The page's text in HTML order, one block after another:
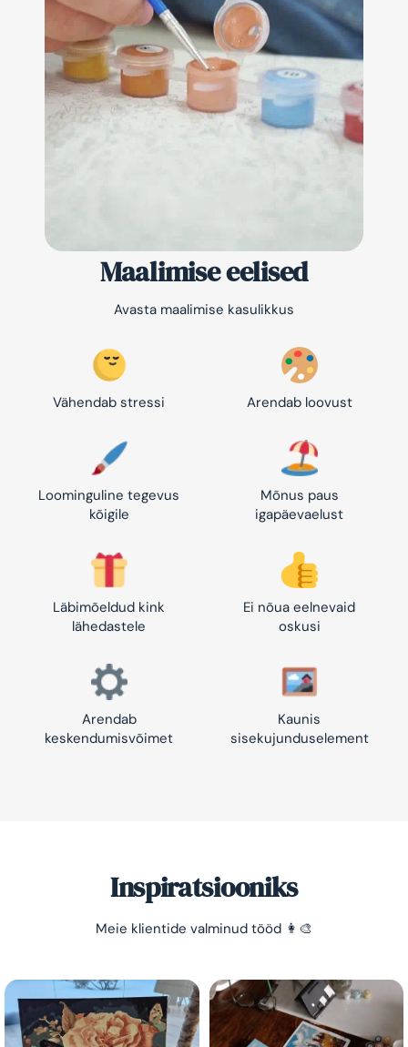
Maalimise eelised
Avasta maalimise kasulikkus
Vähendab stressi Arendab loovust
Loominguline tegevus
kõigile
Mõnus paus
igapäevaelust
Läbimõeldud kink
lähedastele
Ei nõua eelnevaid
oskusi
Arendab
keskendumisvõimet
Kaunis
sisekujunduselement
Inspiratsiooniks
Meie klientide valminud tööd 👩‍🎨
Säästa -10%!